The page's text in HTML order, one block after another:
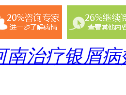
南治疗银屑